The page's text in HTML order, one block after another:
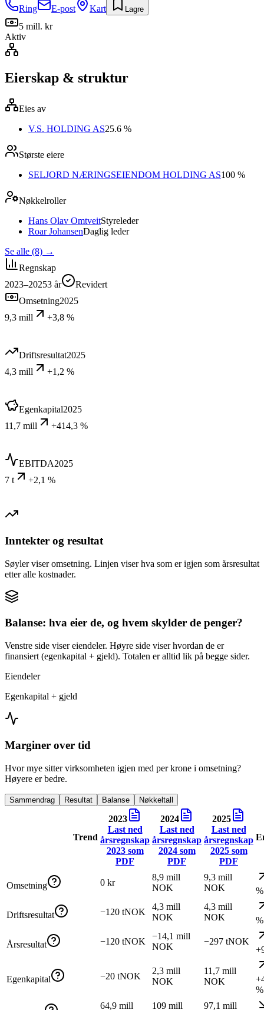
Ring
E-post Kart Lagre
5 mill. kr
Aktiv
Eierskap & struktur
Eies av
V.S. HOLDING AS25.6 %
Største eiere
SELJORD NÆRINGSEIENDOM HOLDING AS100 %
Nøkkelroller
Hans Olav OmtveitStyreleder
Roar JohansenDaglig leder
Se alle (8) →
Regnskap
2023–20253 år
Revidert
Omsetning2025
9,3 mill
+3,8 %
Driftsresultat2025
4,3 mill
+1,2 %
Egenkapital2025
11,7 mill
+414,3 %
EBITDA2025
7 t
+2,1 %
Inntekter og resultat
Søyler viser omsetning. Linjen viser hva som er igjen som årsresultat
etter alle kostnader.
Balanse: hva eier de, og hvem skylder de penger?
Venstre side viser eiendeler. Høyre side viser hvordan de er
finansiert (egenkapital + gjeld). Totalen er alltid lik på begge sider.
Eiendeler
Egenkapital + gjeld
Marginer over tid
Hvor mye sitter virksomheten igjen med per krone i omsetning?
Høyere er bedre.
Sammendrag Resultat Balanse Nøkkeltall
Trend
2023
Last ned
årsregnskap
2023som
PDF
2024
Last ned
årsregnskap
2024som
PDF
2025
Last ned
årsregnskap
2025som
PDF
Omsetning 0 kr
8,9 mill
NOK
9,3 mill
NOK
%
Driftsresultat −120 tNOK
4,3 mill
NOK
4,3 mill
NOK
%
Årsresultat −120 tNOK
−14,1 mill
NOK
−297 tNOK
Egenkapital −20 tNOK
2,3 mill
NOK
11,7 mill
NOK
%
64,9 mill 109 mill 97,1 mill